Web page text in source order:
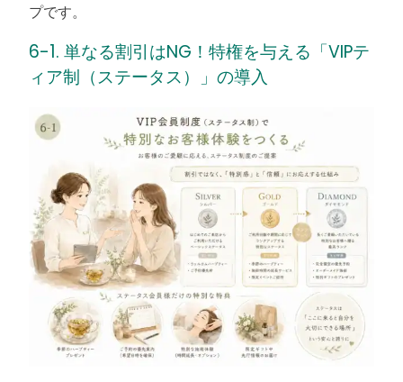
プです。
6-1. 単なる割引はNG！特権を与える「VIPテ
ィア制（ステータス）」の導入